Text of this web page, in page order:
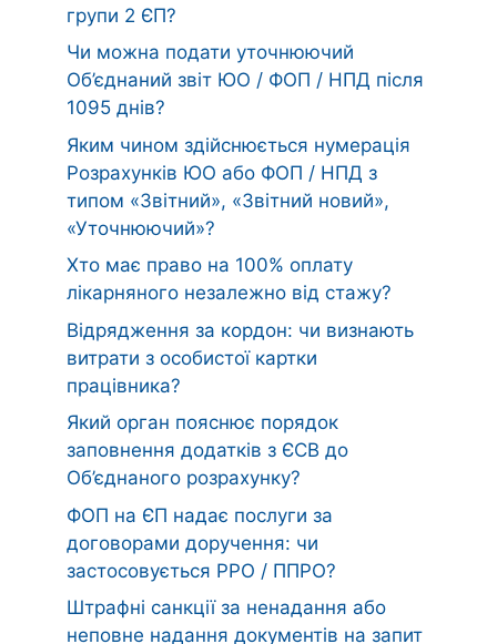
групи 2 ЄП?
Чи можна подати уточнюючий
Об’єднаний звіт ЮО / ФОП / НПД після
1095 днів?
Яким чином здійснюється нумерація
Розрахунків ЮО або ФОП / НПД з
типом «Звітний», «Звітний новий»,
«Уточнюючий»?
Хто має право на 100% оплату
лікарняного незалежно від стажу?
Відрядження за кордон: чи визнають
витрати з особистої картки
працівника?
Який орган пояснює порядок
заповнення додатків з ЄСВ до
Об’єднаного розрахунку?
ФОП на ЄП надає послуги за
договорами доручення: чи
застосовується РРО / ППРО?
Штрафні санкції за ненадання або
неповне надання документів на запит